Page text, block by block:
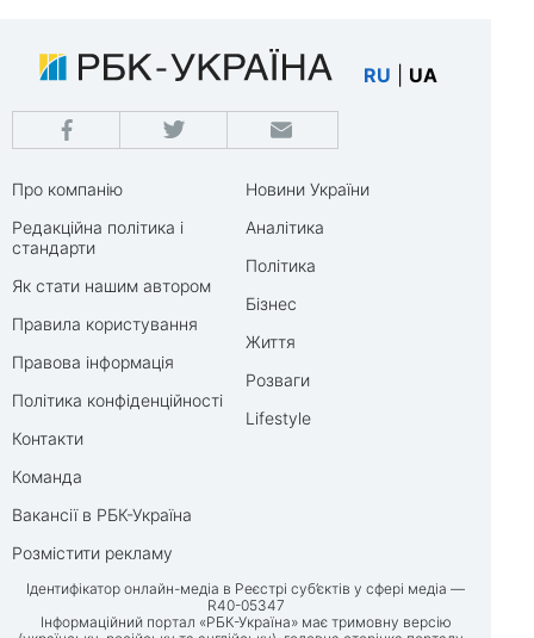
RU UA
Про компанію
Редакційна політика і
стандарти
Як стати нашим автором
Правила користування
Правова інформація
Політика конфіденційності
Контакти
Команда
Вакансії в РБК-Україна
Розмістити рекламу
Новини України
Аналітика
Політика
Бізнес
Життя
Розваги
Lifestyle
Ідентифікатор онлайн-медіа в Реєстрі суб’єктів у сфері медіа —
R40-05347
Інформаційний портал «РБК-Україна» має тримовну версію